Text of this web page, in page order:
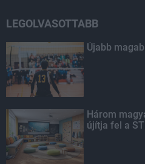
LEGOLVASOTTABB
Újabb
Három
újítja fel a